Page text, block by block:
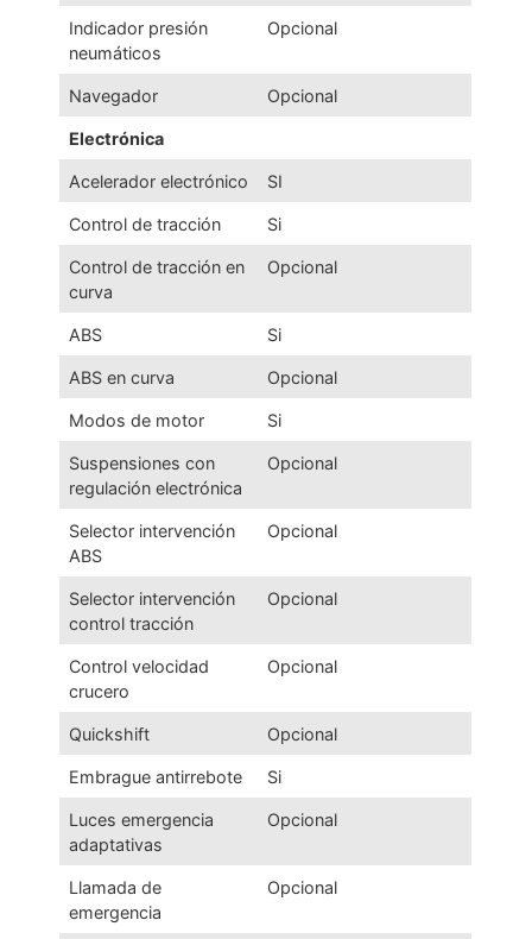
Indicador presión
neumáticos
Opcional
Navegador Opcional
Electrónica
Acelerador electrónico SI
Control de tracción Si
Control de tracción en
curva
Opcional
ABS Si
ABS en curva Opcional
Modos de motor Si
Suspensiones con
regulación electrónica
Opcional
Selector intervención
ABS
Opcional
Selector intervención
control tracción
Opcional
Control velocidad
crucero
Opcional
Quickshift Opcional
Embrague antirrebote Si
Luces emergencia
adaptativas
Opcional
Llamada de
emergencia
Opcional